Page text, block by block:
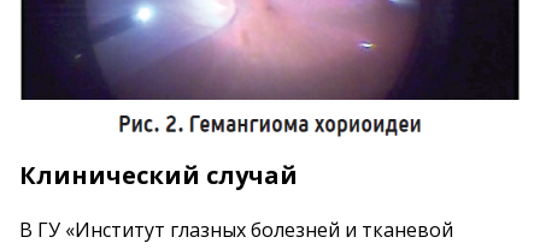
Клинический случай
В ГУ «Институт глазных болезней и тканевой